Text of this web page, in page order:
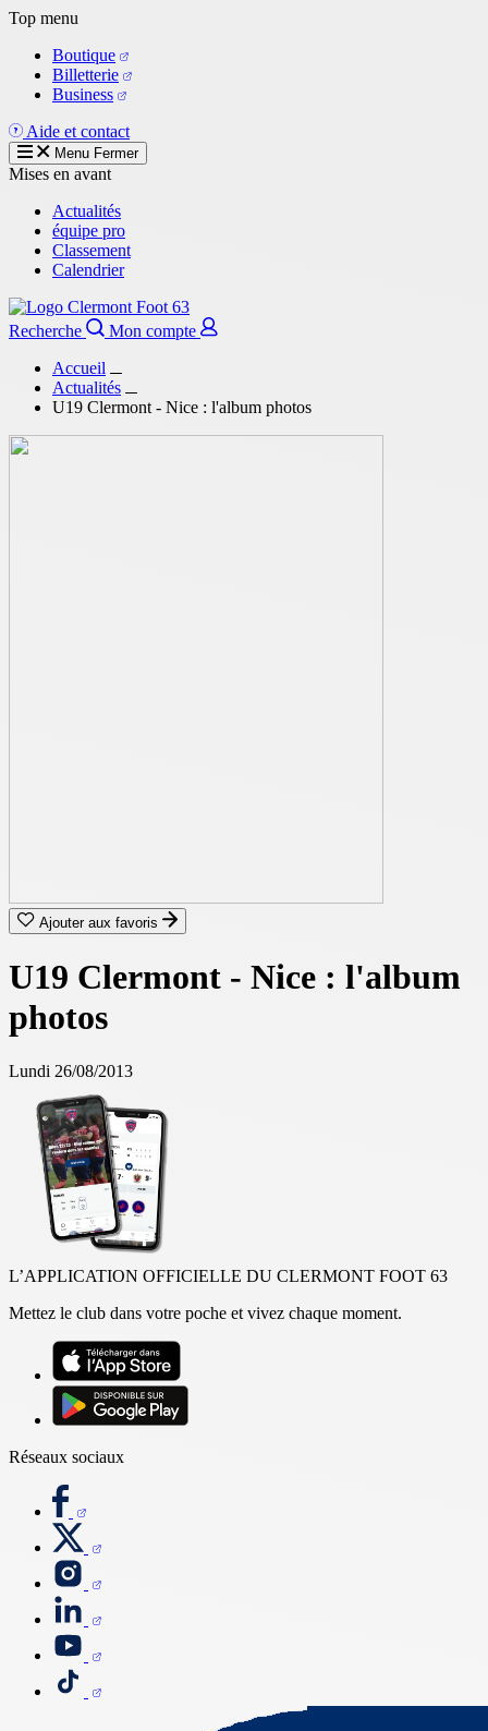
Aller
contenu
principal
Top menu
Boutique
Billetterie
Business
Aide et contact
Menu Fermer
Mises en avant
Actualités
équipe pro
Classement
Calendrier
Recherche
Mon compte
Accueil
Actualités
U19 Clermont - Nice : l'album photos
Ajouter aux favoris
U19 Clermont - Nice : l'album
photos
Lundi 26/08/2013
L’APPLICATION OFFICIELLE DU CLERMONT FOOT 63
Mettez le club dans votre poche et vivez chaque moment.
Réseaux sociaux